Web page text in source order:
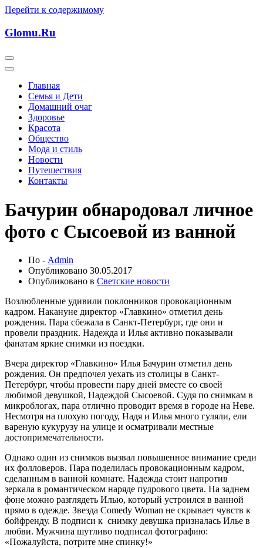
Перейти к содержимому
Glomu.Ru
Главная
Семья и Дети
Домашний очаг
Здоровье
Красота
Общество
Мода и стиль
Новости
Путешествия
Контакты
Бачурин обнародовал личное
фото с Сысоевой из ванной
По - Admin
Опубликовано 30.05.2017
Опубликовано в Светские новости
Возлюбленные удивили поклонников провокационным
кадром. Накануне директор «Главкино» отметил день
рождения. Пара сбежала в Санкт-Петербург, где они и
провели праздник. Надежда и Илья активно показывали
фанатам яркие снимки из поездки.
Вчера директор «Главкино» Илья Бачурин отметил день
рождения. Он предпочел уехать из столицы в Санкт-
Петербург, чтобы провести пару дней вместе со своей
любимой девушкой, Надеждой Сысоевой. Судя по снимкам в
микроблогах, пара отлично проводит время в городе на Неве.
Несмотря на плохую погоду, Надя и Илья много гуляли, ели
вареную кукурузу на улице и осматривали местные
достопримечательности.
Однако один из снимков вызвал повышенное внимание среди
их фолловеров. Пара поделилась провокационным кадром,
сделанным в ванной комнате. Надежда стоит напротив
зеркала в романтическом наряде пудрового цвета. На заднем
фоне можно разглядеть Илью, который устроился в ванной
прямо в одежде. Звезда Comedy Woman не скрывает чувств к
бойфренду. В подписи к снимку девушка призналась Илье в
любви. Мужчина шутливо подписал фотографию:
«Пожалуйста, потрите мне спинку!»